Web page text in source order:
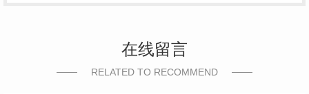
在线留言
RELATED TO RECOMMEND